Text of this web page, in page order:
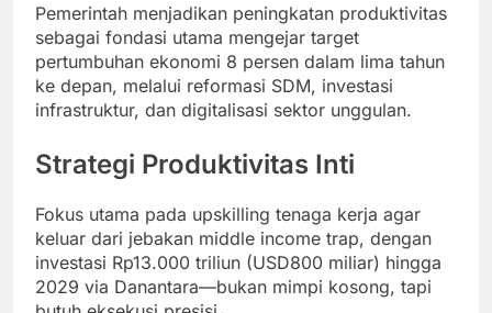
Pemerintah menjadikan peningkatan produktivitas
sebagai fondasi utama mengejar target
pertumbuhan ekonomi 8 persen dalam lima tahun
ke depan, melalui reformasi SDM, investasi
infrastruktur, dan digitalisasi sektor unggulan.
Strategi Produktivitas Inti
Fokus utama pada upskilling tenaga kerja agar
keluar dari jebakan middle income trap, dengan
investasi Rp13.000 triliun (USD800 miliar) hingga
2029 via Danantara—bukan mimpi kosong, tapi